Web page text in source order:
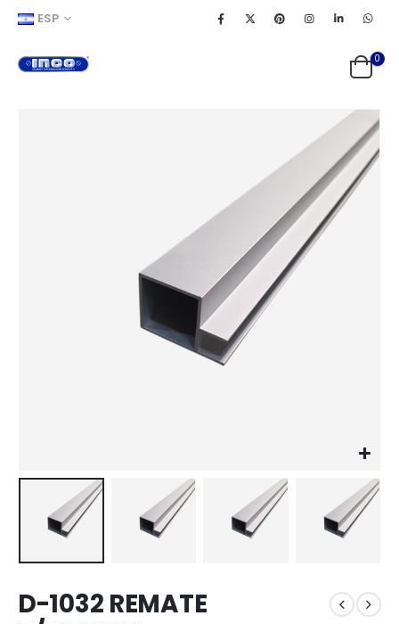
ESP
0
D-1032 REMATE